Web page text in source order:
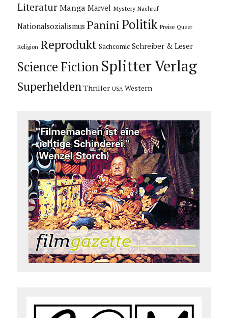
Literatur Manga Marvel Mystery Nachruf
Nationalsozialismus Panini Politik Preise Queer
Religion Reprodukt Sachcomic Schreiber & Leser
Science Fiction Splitter Verlag
Superhelden Thriller USA Western